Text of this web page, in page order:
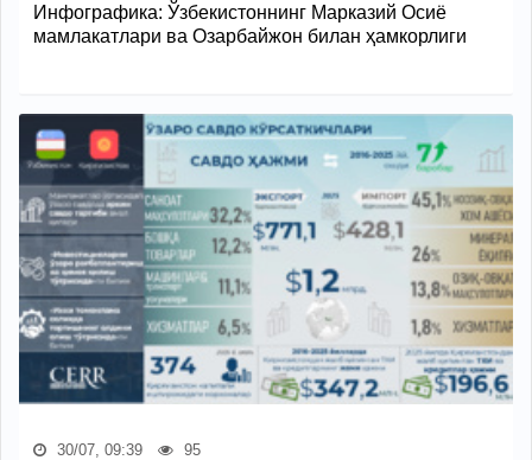
Инфографика: Ўзбекистоннинг Марказий Осиё
мамлакатлари ва Озарбайжон билан ҳамкорлиги
30/07, 09:39 95